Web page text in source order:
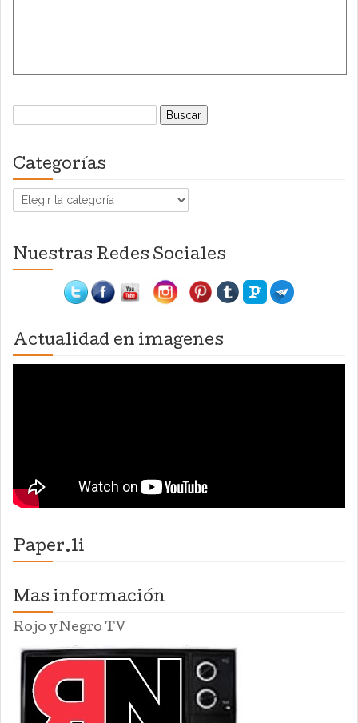
Buscar:
Categorías
Categorías
Nuestras Redes Sociales
Actualidad en imagenes
Paper.li
Mas información
Rojo y Negro TV